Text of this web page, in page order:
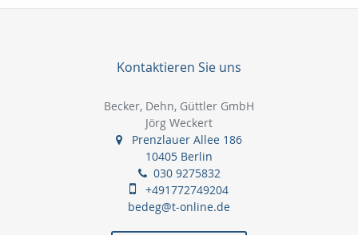
Kontaktieren Sie uns
Becker, Dehn, Güttler GmbH
Jörg Weckert
Prenzlauer Allee 186
10405 Berlin
030 9275832
+491772749204
bedeg@t-online.de